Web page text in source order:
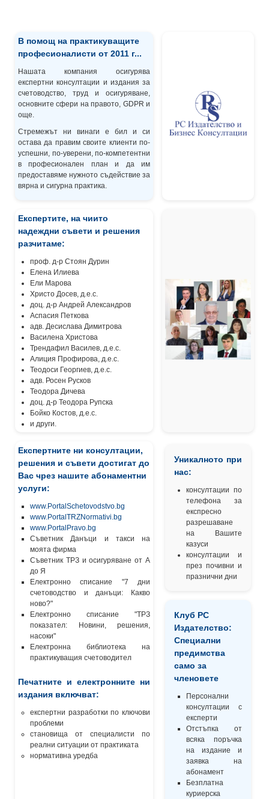
В помощ на практикуващите
професионалисти от 2011 г...
Нашата компания осигурява
експертни консултации и издания за
счетоводство, труд и осигуряване,
основните сфери на правото, GDPR и
още.
Стремежът ни винаги е бил и си
остава да правим своите клиенти по-
успешни, по-уверени, по-компетентни
в професионален план и да им
предоставяме нужното съдействие за
вярна и сигурна практика.
Експертите, на чиито
надеждни съвети и решения
разчитаме:
проф. д-р Стоян Дурин
Елена Илиева
Ели Марова
Христо Досев, д.е.с.
доц. д-р Андрей Александров
Аспасия Петкова
адв. Десислава Димитрова
Василена Христова
Трендафил Василев, д.е.с.
Алиция Профирова, д.е.с.
Теодоси Георгиев, д.е.с.
адв. Росен Русков
Теодора Дичева
доц. д-р Теодора Рупска
Бойко Костов, д.е.с.
и други.
Експертните ни консултации,
решения и съвети достигат до
Вас чрез нашите абонаментни
услуги:
www.PortalSchetovodstvo.bg
www.PortalTRZNormativi.bg
www.PortalPravo.bg
Съветник Данъци и такси на
моята фирма
Съветник ТРЗ и осигуряване от А
до Я
Електронно списание "7 дни
счетоводство и данъци: Какво
ново?"
Електронно списание "ТРЗ
показател: Новини, решения,
насоки"
Електронна библиотека на
практикуващия счетоводител
Печатните и електронните ни
издания включват:
експертни разработки по ключови
проблеми
становища от специалисти по
реални ситуации от практиката
нормативна уредба
Уникалното при
нас:
консултации по
телефона за
експресно
разрешаване
на Вашите
казуси
консултации и
през почивни и
празнични дни
Клуб РС
Издателство:
Специални
предимства
само за
членовете
Персонални
консултации с
експерти
Отстъпка от
всяка поръчка
на издание и
заявка на
абонамент
Безплатна
куриерска